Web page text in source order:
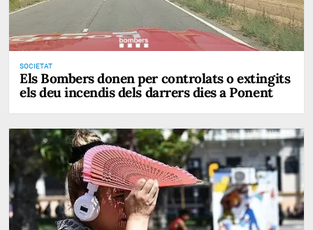
SOCIETAT
Els Bombers donen per controlats o extingits
els deu incendis dels darrers dies a Ponent